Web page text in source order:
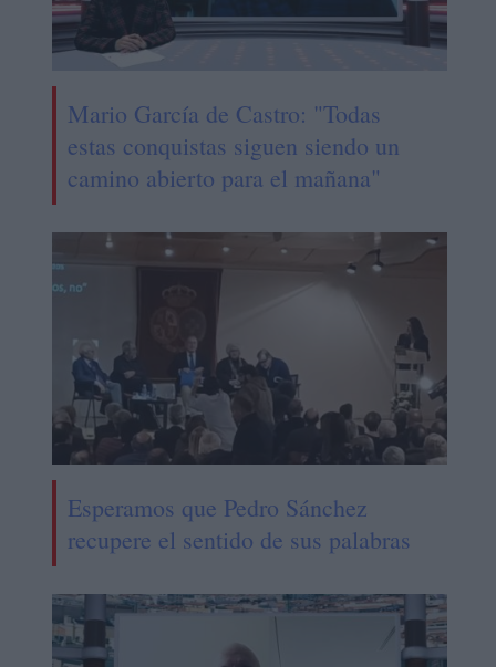
Mario García de Castro: "Todas
estas conquistas siguen siendo un
camino abierto para el mañana"
Esperamos que Pedro Sánchez
recupere el sentido de sus palabras